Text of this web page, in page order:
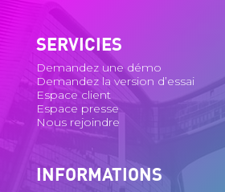
SERVICIES
Demandez une démo
Demandez la version d’essai
Espace client
Espace presse
Nous rejoindre
INFORMATIONS